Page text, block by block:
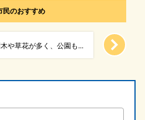
民のおすすめ
や草花が多く、公園も...